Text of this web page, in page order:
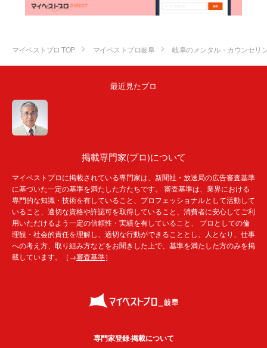
マイベストプロ TOP マイベストプロ岐阜 岐阜のメンタル・カウンセリ
最近見たプロ
掲載専門家(プロ)について
マイベストプロに掲載されている専門家は、新聞社・放送局の広告審査基準
に基づいた一定の基準を満たした方たちです。 審査基準は、業界における
専門的な知識・技術を有していること、プロフェッショナルとして活動して
いること、適切な資格や許認可を取得していること、消費者に安心してご利
用いただけるよう一定の信頼性・実績を有していること、 プロとしての倫
理観・社会的責任を理解し、適切な行動ができることとし、人となり、仕事
への考え方、取り組み方などをお聞きした上で、基準を満たした方のみを掲
載しています。［→審査基準］
専門家登録·掲載について